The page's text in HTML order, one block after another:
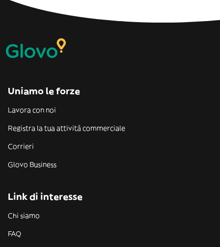
Uniamo le forze
Lavora con noi
Registra la tua attività commerciale
Corrieri
Glovo Business
Link di interesse
Chi siamo
FAQ